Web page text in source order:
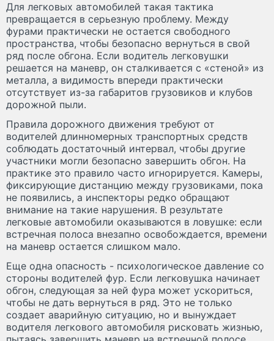
Для легковых автомобилей такая тактика
превращается в серьезную проблему. Между
фурами практически не остается свободного
пространства, чтобы безопасно вернуться в свой
ряд после обгона. Если водитель легковушки
решается на маневр, он сталкивается с «стеной» из
металла, а видимость впереди практически
отсутствует из-за габаритов грузовиков и клубов
дорожной пыли.
Правила дорожного движения требуют от
водителей длинномерных транспортных средств
соблюдать достаточный интервал, чтобы другие
участники могли безопасно завершить обгон. На
практике это правило часто игнорируется. Камеры,
фиксирующие дистанцию между грузовиками, пока
не появились, а инспекторы редко обращают
внимание на такие нарушения. В результате
легковые автомобили оказываются в ловушке: если
встречная полоса внезапно освобождается, времени
на маневр остается слишком мало.
Еще одна опасность - психологическое давление со
стороны водителей фур. Если легковушка начинает
обгон, следующая за ней фура может ускориться,
чтобы не дать вернуться в ряд. Это не только
создает аварийную ситуацию, но и вынуждает
водителя легкового автомобиля рисковать жизнью,